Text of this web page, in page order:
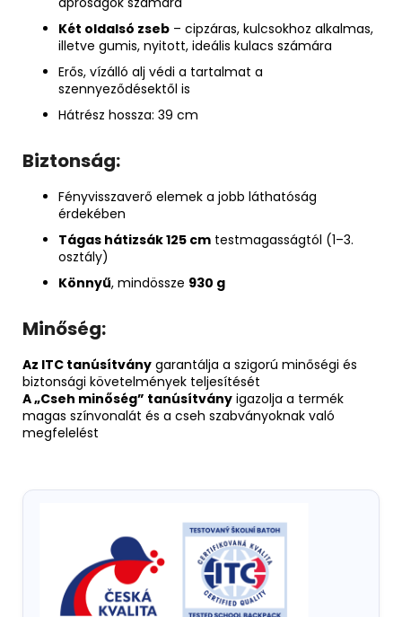
Két oldalsó zseb – cipzáras, kulcsokhoz alkalmas,
illetve gumis, nyitott, ideális kulacs számára
Erős, vízálló alj védi a tartalmat a
szennyeződésektől is
Hátrész hossza: 39 cm
Biztonság:
Fényvisszaverő elemek a jobb láthatóság
érdekében
Tágas hátizsák 125 cm testmagasságtól (1–3.
osztály)
Könnyű, mindössze 930 g
Minőség:
Az ITC tanúsítvány garantálja a szigorú minőségi és
biztonsági követelmények teljesítését
A „Cseh minőség” tanúsítvány igazolja a termék
magas színvonalát és a cseh szabványoknak való
megfelelést